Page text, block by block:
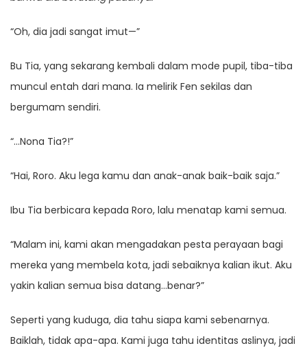
“Oh, dia jadi sangat imut—”
Bu Tia, yang sekarang kembali dalam mode pupil, tiba-tiba
muncul entah dari mana. Ia melirik Fen sekilas dan
bergumam sendiri.
“…Nona Tia?!”
“Hai, Roro. Aku lega kamu dan anak-anak baik-baik saja.”
Ibu Tia berbicara kepada Roro, lalu menatap kami semua.
“Malam ini, kami akan mengadakan pesta perayaan bagi
mereka yang membela kota, jadi sebaiknya kalian ikut. Aku
yakin kalian semua bisa datang…benar?”
Seperti yang kuduga, dia tahu siapa kami sebenarnya.
Baiklah, tidak apa-apa. Kami juga tahu identitas aslinya, jadi